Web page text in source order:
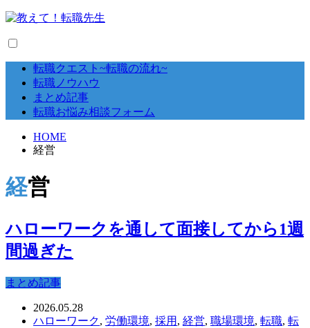
転職クエスト~転職の流れ~
転職ノウハウ
まとめ記事
転職お悩み相談フォーム
HOME
経営
経営
ハローワークを通して面接してから1週
間過ぎた
まとめ記事
2026.05.28
ハローワーク, 労働環境, 採用 , 経営, 職場環境, 転職, 転